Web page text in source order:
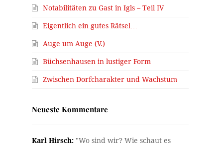
Notabilitäten zu Gast in Igls – Teil IV
Eigentlich ein gutes Rätsel…
Auge um Auge (V.)
Büchsenhausen in lustiger Form
Zwischen Dorfcharakter und Wachstum
Neueste Kommentare
Karl Hirsch: "Wo sind wir? Wie schaut es